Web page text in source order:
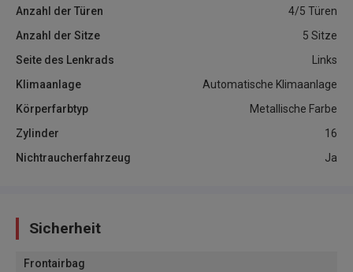
Anzahl der Türen
4/5 Türen
Anzahl der Sitze
5 Sitze
Seite des Lenkrads
Links
Klimaanlage
Automatische Klimaanlage
Körperfarbtyp
Metallische Farbe
Zylinder
16
Nichtraucherfahrzeug
Ja
Sicherheit
Frontairbag